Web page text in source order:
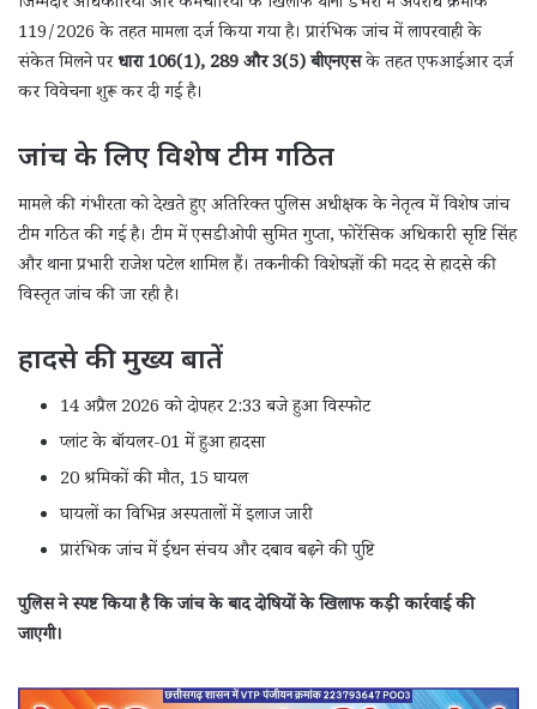
119/2026 के तहत मामला दर्ज किया गया है। प्रारंभिक जांच में लापरवाही के
संकेत मिलने परधारा 106(1), 289 और 3(5) बीएनएसके तहत एफआईआर दर्ज
कर विवेचना शुरू कर दी गई है।
जांच के लिए विशेष टीम गठित
मामले की गंभीरता को देखते हुए अतिरिक्त पुलिस अधीक्षक के नेतृत्व में विशेष जांच
टीम गठित की गई है। टीम में एसडीओपी सुमित गुप्ता, फोरेंसिक अधिकारी सृष्टि सिंह
और थाना प्रभारी राजेश पटेल शामिल हैं। तकनीकी विशेषज्ञों की मदद से हादसे की
विस्तृत जांच की जा रही है।
हादसे की मुख्य बातें
14 अप्रैल 2026 को दोपहर 2:33 बजे हुआ विस्फोट
प्लांट के बॉयलर-01 में हुआ हादसा
20 श्रमिकों की मौत, 15 घायल
घायलों का विभिन्न अस्पतालों में इलाज जारी
प्रारंभिक जांच में ईंधन संचय और दबाव बढ़ने की पुष्टि
पुलिस ने स्पष्ट किया है कि जांच के बाद दोषियों के खिलाफ कड़ी कार्रवाई की
जाएगी।